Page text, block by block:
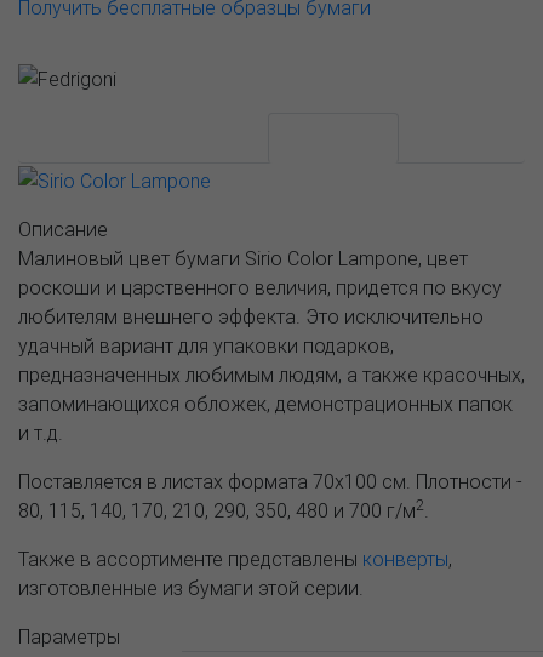
Получить бесплатные образцы бумаги
Описание
Малиновый цвет бумаги Sirio Color Lampone, цвет
роскоши и царственного величия, придется по вкусу
любителям внешнего эффекта. Это исключительно
удачный вариант для упаковки подарков,
предназначенных любимым людям, а также красочных,
запоминающихся обложек, демонстрационных папок
и т.д.
Поставляется в листах формата 70х100 см. Плотности -
80, 115, 140, 170, 210, 290, 350, 480 и 700 г/м2
Также в ассортименте представлены конверты,
изготовленные из бумаги этой серии.
Параметры